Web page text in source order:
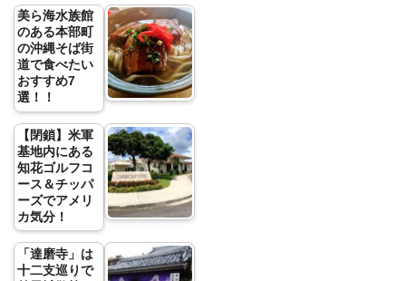
美ら海水族館
のある本部町
の沖縄そば街
道で食べたい
おすすめ7
選！！
【閉鎖】米軍
基地内にある
知花ゴルフコ
ース＆チッパ
ーズでアメリ
カ気分！
「達磨寺」は
十二支巡りで